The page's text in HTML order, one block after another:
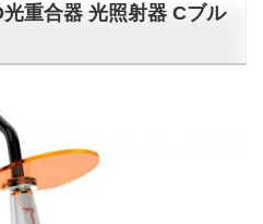
重合器 光照射器 Cブル